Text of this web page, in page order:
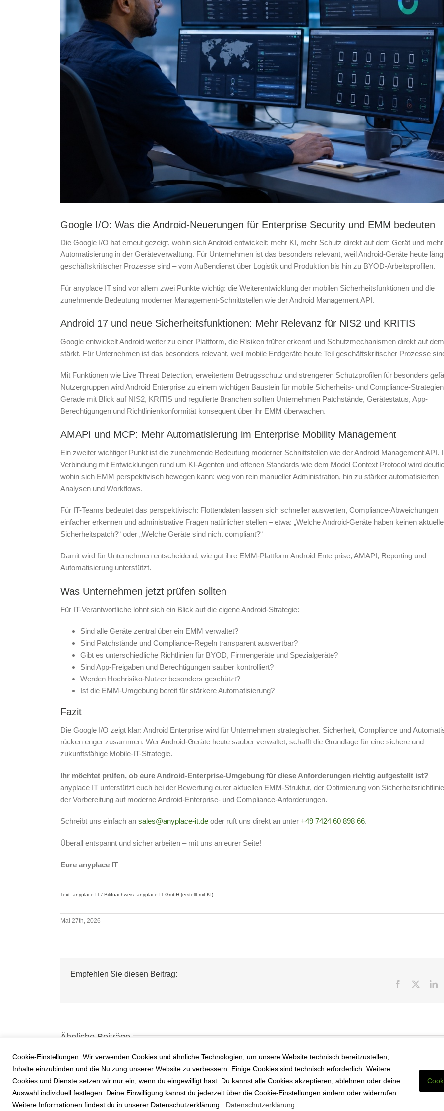
Cookie-Einstellungen: Wir verwenden Cookies und ähnliche Technologien, um unsere Website technisch bereitzustellen,
Inhalte einzubinden und die Nutzung unserer Website zu verbessern. Einige Cookies sind technisch erforderlich. Weitere
Cookies und Dienste setzen wir nur ein, wenn du eingewilligt hast. Du kannst alle Cookies akzeptieren, ablehnen oder deine
Auswahl individuell festlegen. Deine Einwilligung kannst du jederzeit über die Cookie-Einstellungen ändern oder widerrufen.
Weitere Informationen findest du in unserer Datenschutzerklärung.
Datenschutzerklärung
Google I/O: Was die Android-Neuerungen für Enterprise Security und EMM bedeuten
Die Google I/O hat erneut gezeigt, wohin sich Android entwickelt: mehr KI, mehr Schutz direkt auf dem Gerät und mehr
Automatisierung in der Geräteverwaltung. Für Unternehmen ist das besonders relevant, weil Android-Geräte heute
geschäftskritischer Prozesse sind – vom Außendienst über Logistik und Produktion bis hin zu BYOD-Arbeitsprofilen.
Für anyplace IT sind vor allem zwei Punkte wichtig: die Weiterentwicklung der mobilen Sicherheitsfunktionen und die
zunehmende Bedeutung moderner Management-Schnittstellen wie der Android Management API.
Android 17 und neue Sicherheitsfunktionen: Mehr Relevanz für NIS2 und KRITIS
Google entwickelt Android weiter zu einer Plattform, die Risiken früher erkennt und Schutzmechanismen direkt auf
stärkt. Für Unternehmen ist das besonders relevant, weil mobile Endgeräte heute Teil geschäftskritischer Prozesse
Mit Funktionen wie Live Threat Detection, erweitertem Betrugsschutz und strengeren Schutzprofilen für besonders
Nutzergruppen wird Android Enterprise zu einem wichtigen Baustein für mobile Sicherheits- und Compliance-
Gerade mit Blick auf NIS2, KRITIS und regulierte Branchen sollten Unternehmen Patchstände, Gerätestatus, App-
Berechtigungen und Richtlinienkonformität konsequent über ihr EMM überwachen.
AMAPI und MCP: Mehr Automatisierung im Enterprise Mobility Management
Ein zweiter wichtiger Punkt ist die zunehmende Bedeutung moderner Schnittstellen wie der Android Management API.
Verbindung mit Entwicklungen rund um KI-Agenten und offenen Standards wie dem Model Context Protocol wird
wohin sich EMM perspektivisch bewegen kann: weg von rein manueller Administration, hin zu stärker automatisierten
Analysen und Workflows.
Für IT-Teams bedeutet das perspektivisch: Flottendaten lassen sich schneller auswerten, Compliance-Abweichungen
einfacher erkennen und administrative Fragen natürlicher stellen – etwa: „Welche Android-Geräte haben keinen
Sicherheitspatch?“ oder „Welche Geräte sind nicht compliant?“
Damit wird für Unternehmen entscheidend, wie gut ihre EMM-Plattform Android Enterprise, AMAPI, Reporting und
Automatisierung unterstützt.
Was Unternehmen jetzt prüfen sollten
Für IT-Verantwortliche lohnt sich ein Blick auf die eigene Android-Strategie:
Sind alle Geräte zentral über ein EMM verwaltet?
Sind Patchstände und Compliance-Regeln transparent auswertbar?
Gibt es unterschiedliche Richtlinien für BYOD, Firmengeräte und Spezialgeräte?
Sind App-Freigaben und Berechtigungen sauber kontrolliert?
Werden Hochrisiko-Nutzer besonders geschützt?
Ist die EMM-Umgebung bereit für stärkere Automatisierung?
Fazit
Die Google I/O zeigt klar: Android Enterprise wird für Unternehmen strategischer. Sicherheit, Compliance und
rücken enger zusammen. Wer Android-Geräte heute sauber verwaltet, schafft die Grundlage für eine sichere und
zukunftsfähige Mobile-IT-Strategie.
Ihr möchtet prüfen, ob eure Android-Enterprise-Umgebung für diese Anforderungen richtig aufgestellt ist?
anyplace IT unterstützt euch bei der Bewertung eurer aktuellen EMM-Struktur, der Optimierung von
der Vorbereitung auf moderne Android-Enterprise- und Compliance-Anforderungen.
Schreibt uns einfach an sales@anyplace-it.deoder ruft uns direkt an unter +49 7424 60 898 66.
Überall entspannt und sicher arbeiten – mit uns an eurer Seite!
Eure anyplace IT
Text: anyplace IT / Bildnachweis: anyplace IT GmbH (erstellt mit KI)
Mai 27th, 2026
Empfehlen Sie diesen Beitrag:
Facebook
Ähnliche Beiträge